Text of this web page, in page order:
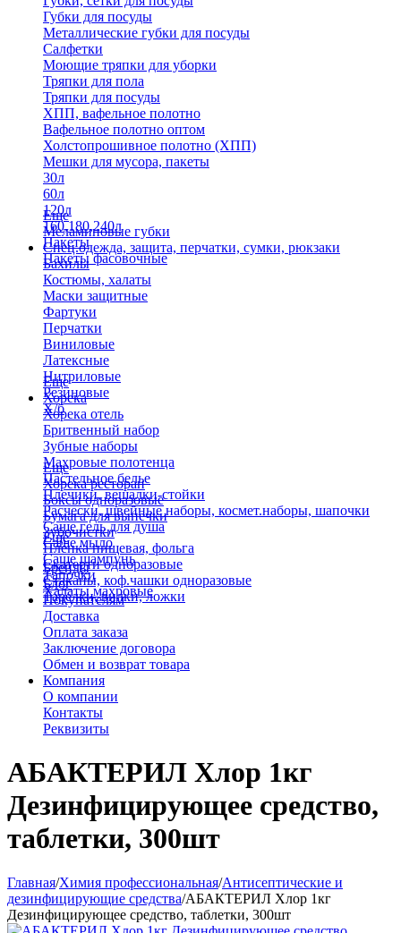
Губки для посуды
Металлические губки для посуды
Салфетки
Моющие тряпки для уборки
Тряпки для пола
Тряпки для посуды
ХПП, вафельное полотно
Вафельное полотно оптом
Холстопрошивное полотно (ХПП)
Мешки для мусора, пакеты
30л
60л
120л
160,180,240л
Пакеты
Пакеты фасовочные
Еще
Меламиновые губки
Спец.одежда, защита, перчатки, сумки, рюкзаки
Бахилы
Костюмы, халаты
Маски защитные
Фартуки
Перчатки
Виниловые
Латексные
Нитриловые
Резиновые
Х/б
Еще
Хорека
Хорека отель
Бритвенный набор
Зубные наборы
Махровые полотенца
Пастельное белье
Плечики, вешалки-стойки
Расчески, швейные наборы, космет.наборы, шапочки
Саше гель для душа
Саше мыло
Саше шампунь
Тапочки
Халаты махровые
Еще
Хорека ресторан
Боксы одноразовые
Бумага для выпечки
Зубочистки
Пленка пищевая, фольга
Скатерти одноразовые
Стаканы, коф.чашки одноразовые
Тарелки, вилки, ложки
Еще
Бренды
Блог
Покупателям
Доставка
Оплата заказа
Заключение договора
Обмен и возврат товара
Компания
О компании
Контакты
Реквизиты
АБАКТЕРИЛ Хлор 1кг
Дезинфицирующее средство,
таблетки, 300шт
Главная/Химия профессиональная/Антисептические и
дезинфицирующие средства/АБАКТЕРИЛ Хлор 1кг
Дезинфицирующее средство, таблетки, 300шт